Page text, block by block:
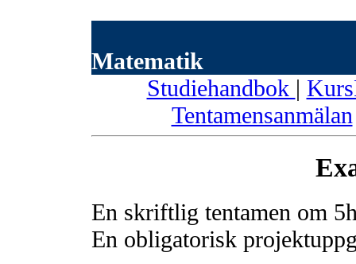
Matematik
Studiehandbok |
Tentamensanmälan
En skriftlig tentamen om
En obligatorisk